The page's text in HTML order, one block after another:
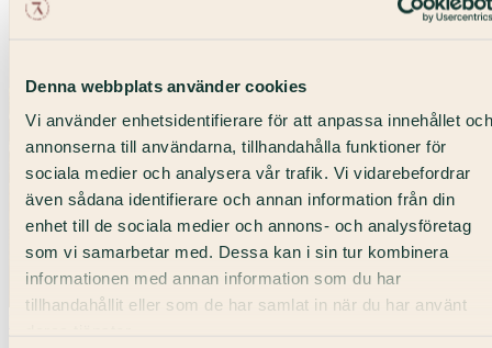
Denna webbplats använder cookies
Vi använder enhetsidentifierare för att anpassa innehållet och
annonserna till användarna, tillhandahålla funktioner för
sociala medier och analysera vår trafik. Vi vidarebefordrar
även sådana identifierare och annan information från din
enhet till de sociala medier och annons- och analysföretag
som vi samarbetar med. Dessa kan i sin tur kombinera
informationen med annan information som du har
tillhandahållit eller som de har samlat in när du har använt